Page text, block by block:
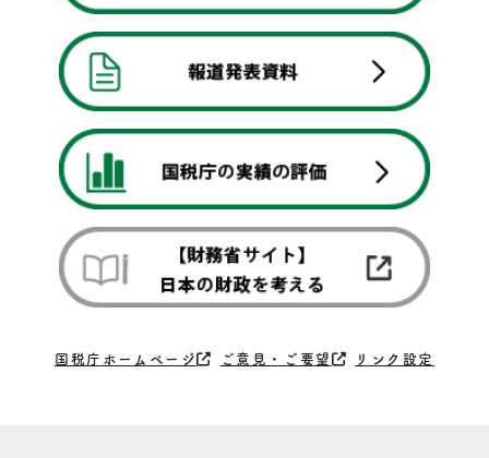
国税庁ホームページ ご意見・ご要望 リンク設定